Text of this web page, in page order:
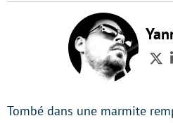
Tombé dans une marmite